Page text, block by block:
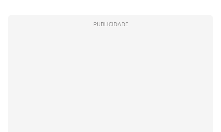
PUBLICIDADE